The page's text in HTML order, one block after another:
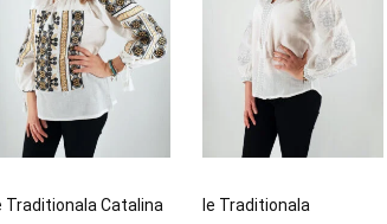
Traditionala Catalina Ie Traditionala